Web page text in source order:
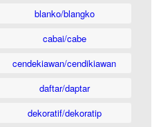
blanko/blangko
cabai/cabe
cendekiawan/cendikiawan
daftar/daptar
dekoratif/dekoratip